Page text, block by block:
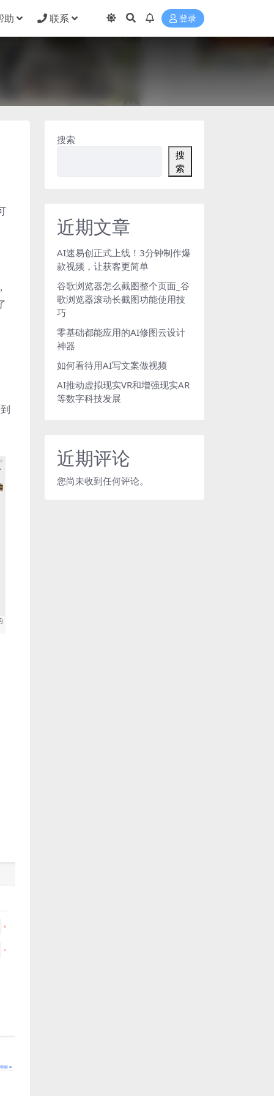
助 联系 登录
搜索
搜
索
近期文章
AI速易创正式上线！3分钟制作爆
款视频，让获客更简单
谷歌浏览器怎么截图整个页面_谷
歌浏览器滚动长截图功能使用技
巧
零基础都能应用的AI修图云设计
神器
如何看待用AI写文案做视频
AI推动虚拟现实VR和增强现实AR
等数字科技发展
近期评论
您尚未收到任何评论。